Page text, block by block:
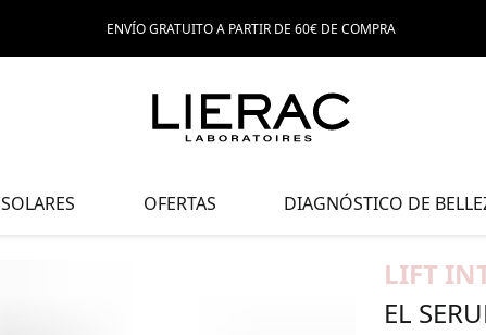
ENVÍO GRATUITO A PARTIR DE 60€ DE COMPRA
SOLARES OFERTAS DIAGNÓSTICO DE
LIFT
EL